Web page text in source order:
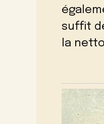
suffit
la